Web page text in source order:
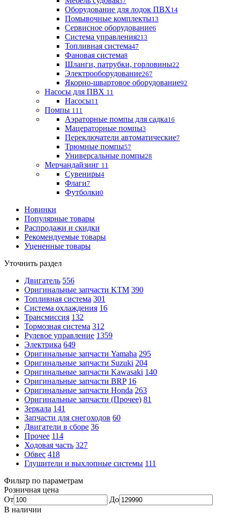
Оборудование для лодок ПВХ14
Помывочные комплекты13
Сервисное оборудование6
Система управления213
Топливная система47
Фановая система8
Шланги, патрубки, горловины22
Электрооборудование267
Якорно-швартовое оборудование92
Насосы для ПВХ 11
Насосы11
Помпы 111
Аэраторные помпы для садка16
Мацераторные помпы3
Переключатели автоматические7
Трюмные помпы57
Универсальные помпы28
Мерчандайзинг 11
Сувениры4
Флаги7
Футболки0
Новинки
Популярные товары
Распродажи и скидки
Рекомендуемые товары
Уцененные товары
Уточнить раздел
Двигатель 556
Оригинальные запчасти KTM 390
Топливная система 301
Система охлаждения 16
Трансмиссия 132
Тормозная система 312
Рулевое управление 1359
Электрика 649
Оригинальные запчасти Yamaha 295
Оригинальные запчасти Suzuki 204
Оригинальные запчасти Kawasaki 140
Оригинальные запчасти BRP 16
Оригинальные запчасти Honda 263
Оригинальные запчасти (Прочее) 81
Зеркала 141
Запчасти для снегоходов 60
Двигатели в сборе 36
Прочее 114
Ходовая часть 327
Обвес 418
Глушители и выхлопные системы 111
Фильтр по параметрам
Розничная цена
От
До
В наличии